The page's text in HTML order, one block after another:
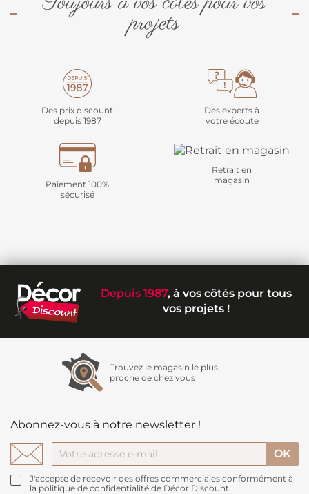
projets
Des prix discount
depuis 1987
Des experts à
votre écoute
Paiement 100%
sécurisé
Retrait en
magasin
Depuis 1987, à vos côtés pour tous
vos projets !
Trouvez le magasin le plus
proche de chez vous
Abonnez-vous à notre newsletter !
J'accepte de recevoir des offres commerciales conformément à
la politique de confidentialité de Décor Discount